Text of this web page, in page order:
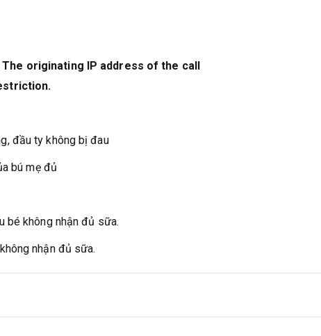
originating IP address of the call
đầu ty không bị đau
bú mẹ đủ
bé không nhận đủ sữa.
nhận đủ sữa.